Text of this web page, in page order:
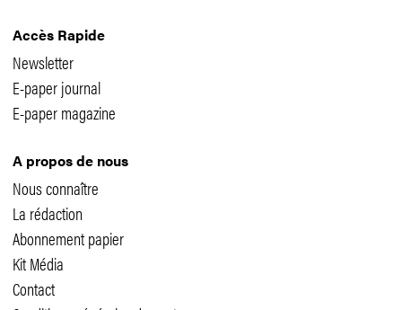
Accès Rapide
Newsletter
E-paper journal
E-paper magazine
A propos de nous
Nous connaître
La rédaction
Abonnement papier
Kit Média
Contact